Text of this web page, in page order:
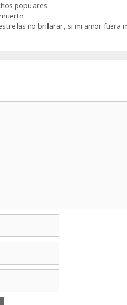
populares
no brillaran, si mi amor fuera